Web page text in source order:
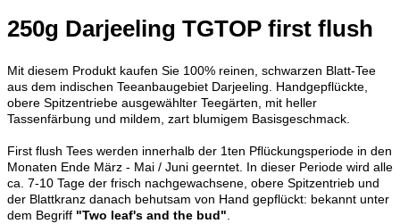
250g Darjeeling TGTOP first flush
Mit diesem Produkt kaufen Sie 100% reinen, schwarzen Blatt-Tee
aus dem indischen Teeanbaugebiet Darjeeling. Handgepflückte,
obere Spitzentriebe ausgewählter Teegärten, mit heller
Tassenfärbung und mildem, zart blumigem Basisgeschmack.
First flush Tees werden innerhalb der 1ten Pflückungsperiode in den
Monaten Ende März - Mai / Juni geerntet. In dieser Periode wird alle
ca. 7-10 Tage der frisch nachgewachsene, obere Spitzentrieb und
der Blattkranz danach behutsam von Hand gepflückt: bekannt unter
dem Begriff "Two leaf's and the bud".